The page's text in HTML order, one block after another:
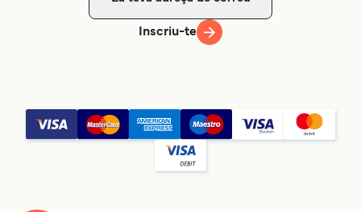
Inscriu-te